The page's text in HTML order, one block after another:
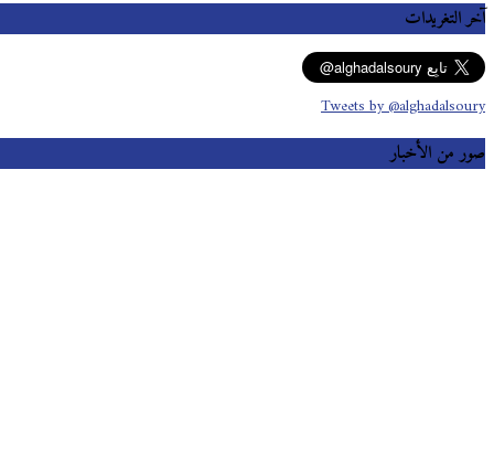
آخر التغريدات
Tweets by @alghadalsoury
صور من الأخبار